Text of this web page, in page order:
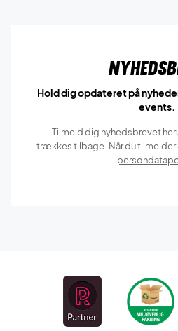
Hold dig opdateret på
events.
Tilmeld dig nyhedsbrevet
trækkes tilbage. Når du